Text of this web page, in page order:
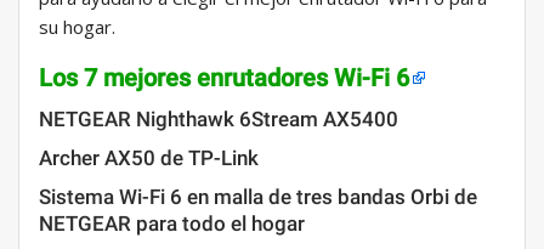
su hogar.
Los 7 mejores enrutadores Wi-Fi 6
NETGEAR Nighthawk 6Stream AX5400
Archer AX50 de TP-Link
Sistema Wi-Fi 6 en malla de tres bandas Orbi de
NETGEAR para todo el hogar